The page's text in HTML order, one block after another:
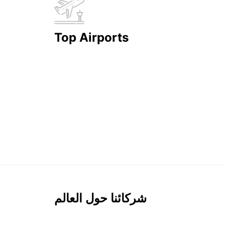
Top Airports
شركائنا حول العالم